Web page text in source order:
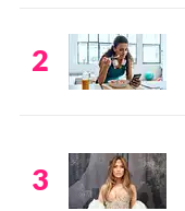
2
3